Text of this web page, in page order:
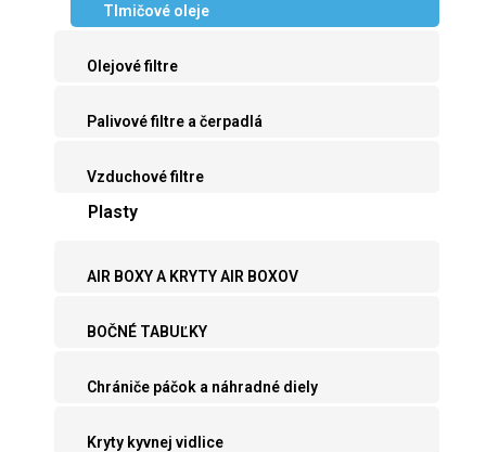
Tlmičové oleje
Olejové filtre
Palivové filtre a čerpadlá
Vzduchové filtre
Plasty
AIR BOXY A KRYTY AIR BOXOV
BOČNÉ TABUĽKY
Chrániče páčok a náhradné diely
Kryty kyvnej vidlice